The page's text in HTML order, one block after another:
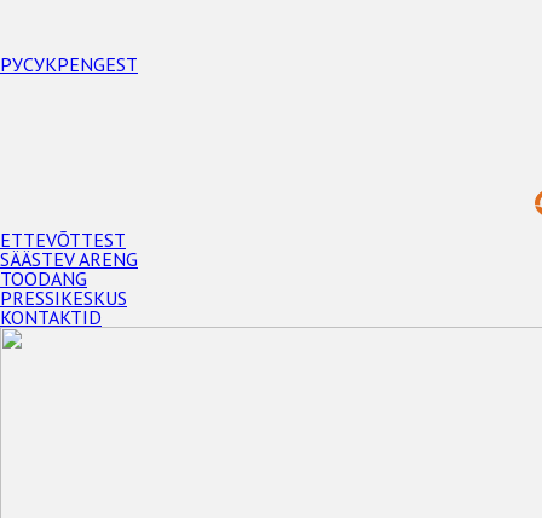
РУСУКРENGEST
ETTEVÕTTEST
SÄÄSTEV ARENG
TOODANG
PRESSIKESKUS
KONTAKTID